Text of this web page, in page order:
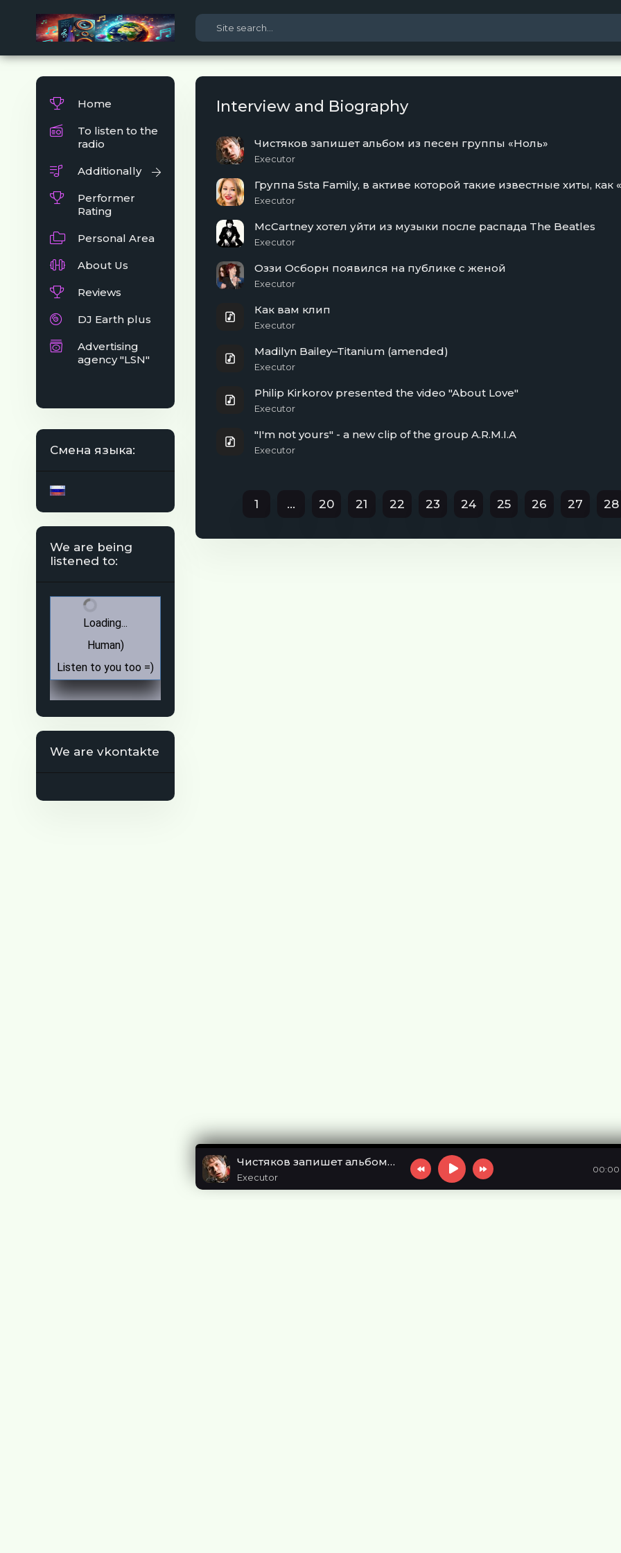
Home
To listen to the
radio
Additionally
Performer
Rating
Personal Area
About Us
Reviews
DJ Earth plus
Advertising
agency "LSN"
Смена языка:
We are being
listened to:
We are vkontakte
Interview and Biography
Чистяков запишет альбом из песен группы «Ноль»
Executor
Executor
McCartney хотел уйти из музыки после распада The Beatles
Executor
Оззи Осборн появился на публике с женой
Executor
Как вам клип
Executor
Madilyn Bailey–Titanium (amended)
Executor
Philip Kirkorov presented the video "About Love"
Executor
"I'm not yours" - a new clip of the group A.R.M.I.A
Executor
1 ... 20 21 22 23 24 25 26 27 28
Чистяков запишет альбом из песен группы «Ноль»
Executor
00:00